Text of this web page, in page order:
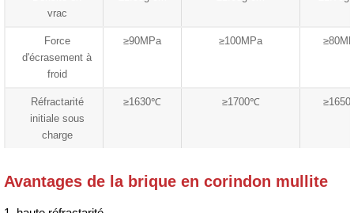
vrac
Force
d'écrasement à
froid
≥90MPa ≥100MPa
Réfractarité
initiale sous
charge
≥1630℃ ≥1700℃
Avantages de la brique en corindon mullite